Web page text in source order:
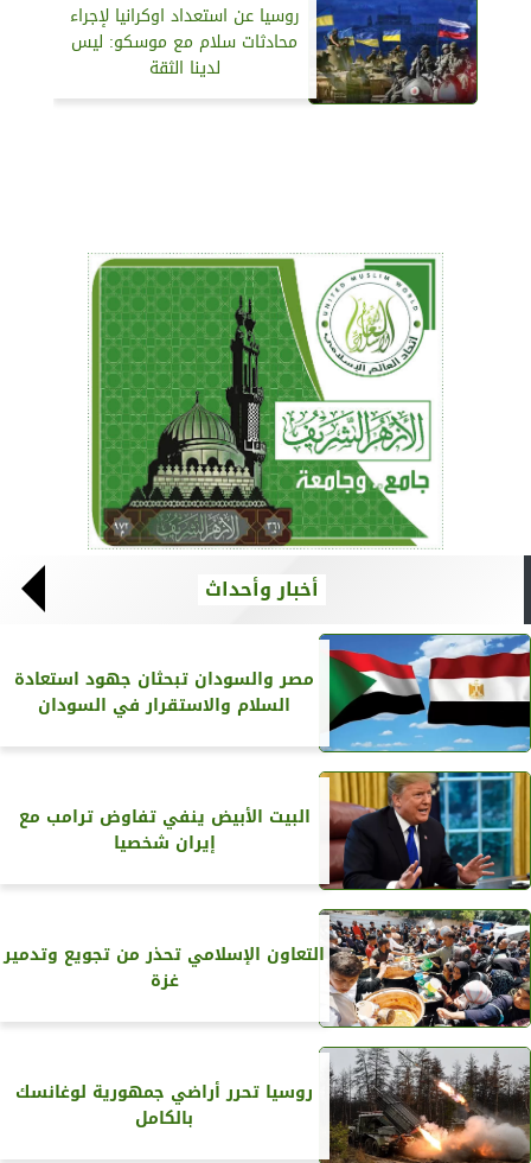
روسيا عن استعداد اوكرانيا لإجراء
محادثات سلام مع موسكو: ليس
لدينا الثقة
أخبار وأحداث
مصر والسودان تبحثان جهود استعادة
السلام والاستقرار في السودان
البيت الأبيض ينفي تفاوض ترامب مع
إيران شخصيا
التعاون الإسلامي تحذر من تجويع وتدمير
غزة
روسيا تحرر أراضي جمهورية لوغانسك
بالكامل